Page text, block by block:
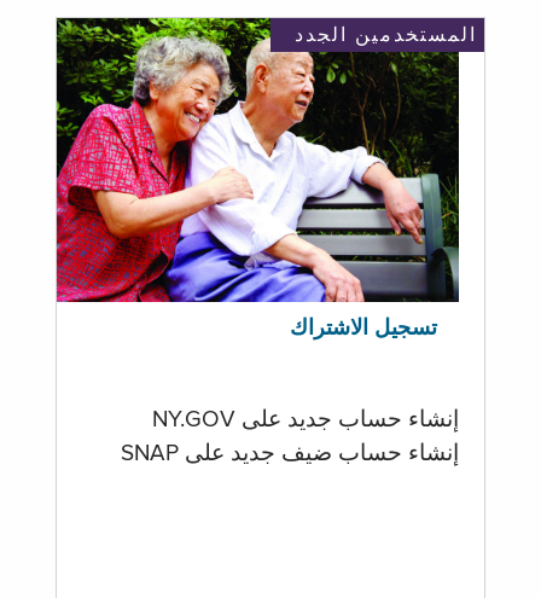
المستخدمين الجدد
تسجيل الاشتراك
إنشاء حساب جديد على NY.GOV
إنشاء حساب ضيف جديد على SNAP